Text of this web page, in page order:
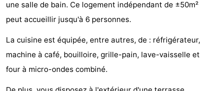
minutes
Plages
une salle de bain. Ce logement indépendant de ±50m²
peut accueillir jusqu'à 6 personnes.
La cuisine est équipée, entre autres, de : réfrigérateur,
machine à café, bouilloire, grille-pain, lave-vaisselle et
four à micro-ondes combiné.